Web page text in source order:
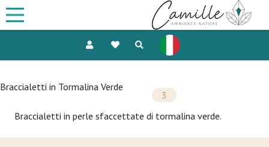
Braccialetti in Tormalina Verde
3
Braccialetti in perle sfaccettate di tormalina verde.